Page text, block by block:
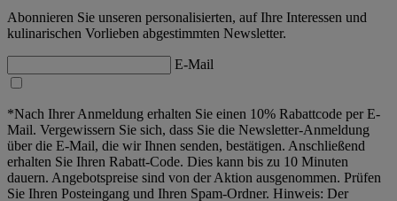
Abonnieren Sie unseren personalisierten, auf Ihre Interessen und
kulinarischen Vorlieben abgestimmten Newsletter.
E-Mail
*Nach Ihrer Anmeldung erhalten Sie einen 10% Rabattcode per E-
Mail. Vergewissern Sie sich, dass Sie die Newsletter-Anmeldung
über die E-Mail, die wir Ihnen senden, bestätigen. Anschließend
erhalten Sie Ihren Rabatt-Code. Dies kann bis zu 10 Minuten
dauern. Angebotspreise sind von der Aktion ausgenommen. Prüfen
Sie Ihren Posteingang und Ihren Spam-Ordner. Hinweis: Der